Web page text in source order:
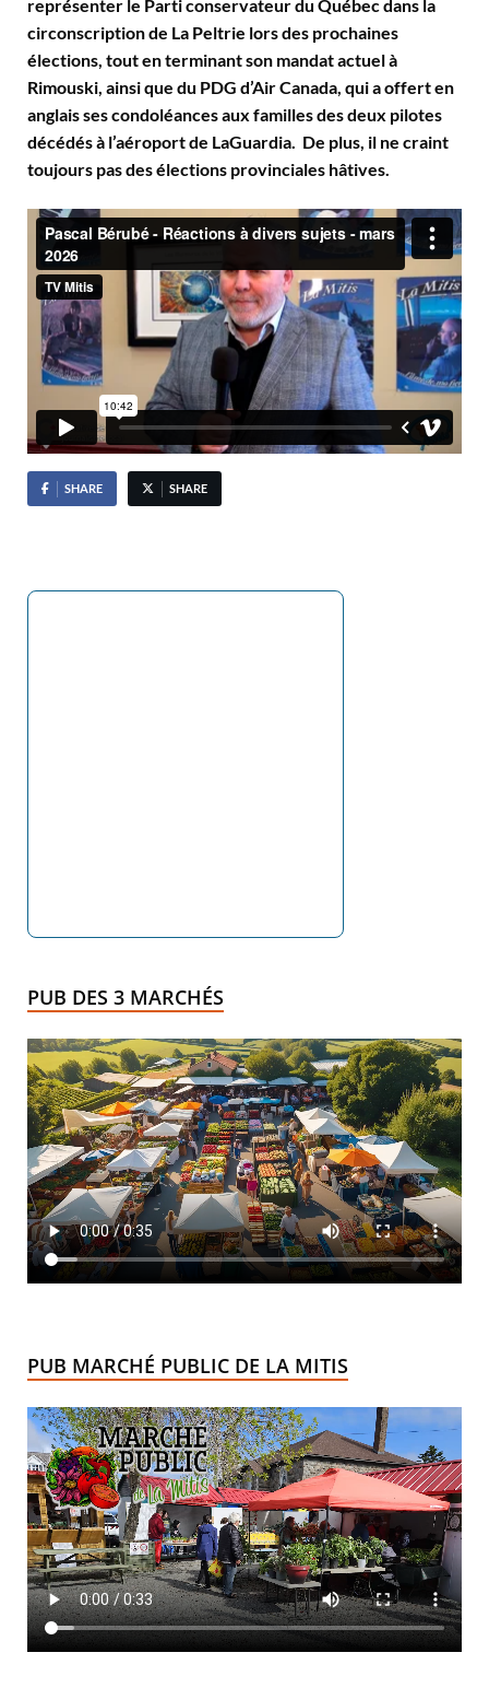
représenter le Parti conservateur du Québec dans la
circonscription de La Peltrie lors des prochaines
élections, tout en terminant son mandat actuel à
Rimouski, ainsi que du PDG d’Air Canada, qui a offert en
anglais ses condoléances aux familles des deux pilotes
décédés à l’aéroport de LaGuardia. De plus, il ne craint
toujours pas des élections provinciales hâtives.
SHARE SHARE
PUB DES 3 MARCHÉS
PUB MARCHÉ PUBLIC DE LA MITIS